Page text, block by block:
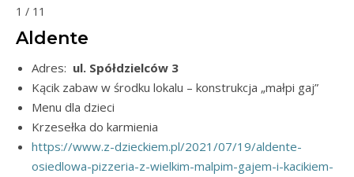
1 / 11
Aldente
Adres: ul. Spółdzielców 3
Kącik zabaw w środku lokalu – konstrukcja „małpi gaj”
Menu dla dzieci
Krzesełka do karmienia
https://www.z-dzieckiem.pl/2021/07/19/aldente-
osiedlowa-pizzeria-z-wielkim-malpim-gajem-i-kacikiem-